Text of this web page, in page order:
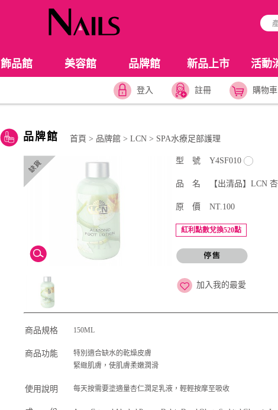
飾品館 美容館 品牌館 新品上市 活動
登入 註冊 購物車
品牌館 首頁 > 品牌館 >LCN > SPA水療足部護理
型 號 Y4SF010
品 名 【出清品】LCN
原 價 NT.100
紅利點數兌換520點
加入我的最愛
商品規格 150ML
商品功能
特別適合缺水的乾燥皮膚
緊緻肌膚，使肌膚柔嫩潤滑
使用說明 每天按需要塗適量杏仁潤足乳液，輕輕按摩至吸收